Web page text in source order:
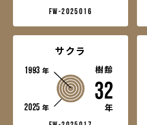
fw-2025016
サクラ
1993年
2025年
樹齢
32
年